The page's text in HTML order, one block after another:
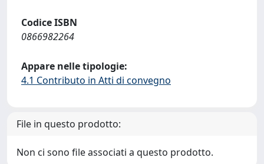
Codice ISBN
0866982264
Appare nelle tipologie:
4.1 Contributo in Atti di convegno
File in questo prodotto:
Non ci sono file associati a questo prodotto.